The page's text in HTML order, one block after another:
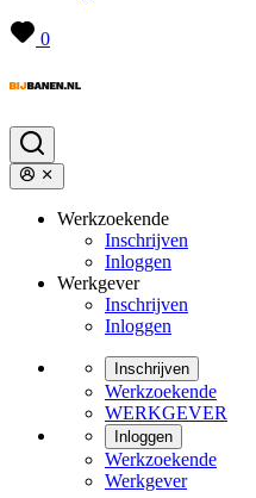
0
Werkzoekende
Inschrijven
Inloggen
Werkgever
Inschrijven
Inloggen
Inschrijven
Werkzoekende
WERKGEVER
Inloggen
Werkzoekende
Werkgever